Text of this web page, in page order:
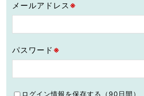
メールアドレス ※
パスワード ※
ログイン情報を保存する（90日間）